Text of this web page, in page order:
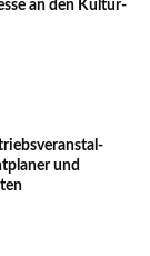
an den Kultur­
und